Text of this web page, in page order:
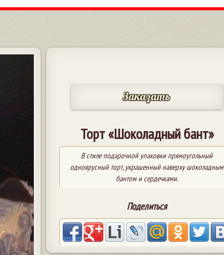
Заказать
Торт «Шоколадный бант»
В стиле подарочной упаковки прямоугольный
одноярусный торт, украшенный наверху шоколадным
бантом и сердечками.
Поделиться